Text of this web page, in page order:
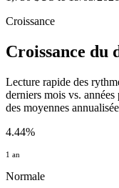
Croissance
Croissance du
Lecture rapide des
derniers mois vs.
des moyennes
4.44%
1 an
Normale